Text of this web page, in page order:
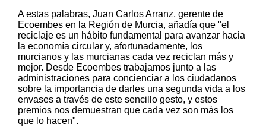
A estas palabras, Juan Carlos Arranz, gerente de
Ecoembes en la Región de Murcia, añadía que "el
reciclaje es un hábito fundamental para avanzar hacia
la economía circular y, afortunadamente, los
murcianos y las murcianas cada vez reciclan más y
mejor. Desde Ecoembes trabajamos junto a las
administraciones para concienciar a los ciudadanos
sobre la importancia de darles una segunda vida a los
envases a través de este sencillo gesto, y estos
premios nos demuestran que cada vez son más los
que lo hacen".